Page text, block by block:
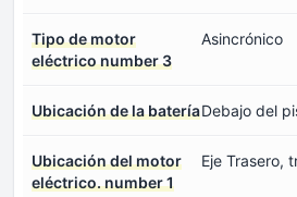
Tipo de motor
eléctrico number 3
Asincrónico
Ubicación de la bateríaDebajo del
Ubicación del motor
eléctrico. number 1
Eje Trasero,